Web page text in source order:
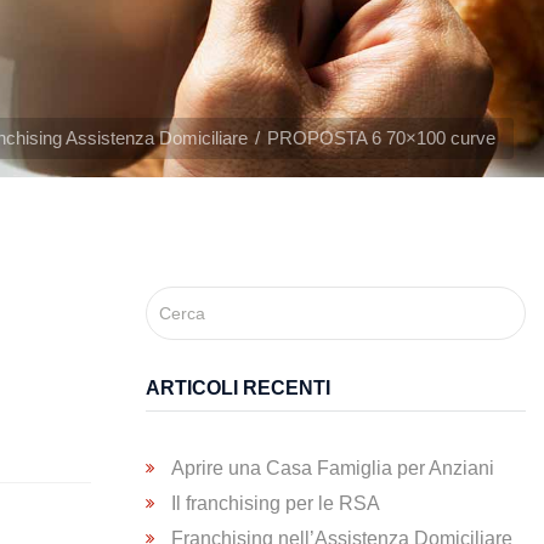
Assistenza Domiciliare PROPOSTA 6 70×100 curve
ARTICOLI RECENTI
Aprire una Casa Famiglia per Anziani
Il franchising per le RSA
Franchising nell’Assistenza Domiciliare